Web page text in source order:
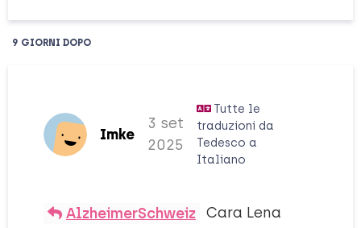
9 GIORNI DOPO
Imke
3 set
2025
Tutte le
traduzioni da
Tedesco a
Italiano
AlzheimerSchweiz Cara Lena